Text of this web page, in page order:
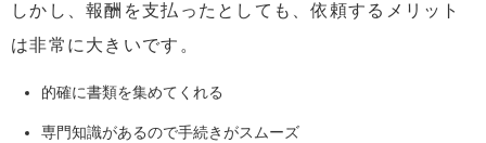
しかし、報酬を支払ったとしても、依頼するメリット
は非常に大きいです。
的確に書類を集めてくれる
専門知識があるので手続きがスムーズ